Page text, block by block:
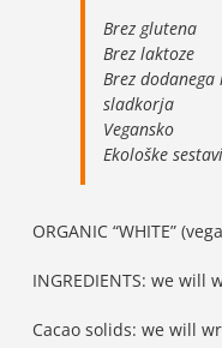
Brez glutena
Brez laktoze
Brez
sladkorja
Vegansko
Ekološke
ORGANIC “WHITE”
INGREDIENTS: we
Cacao solids: we will